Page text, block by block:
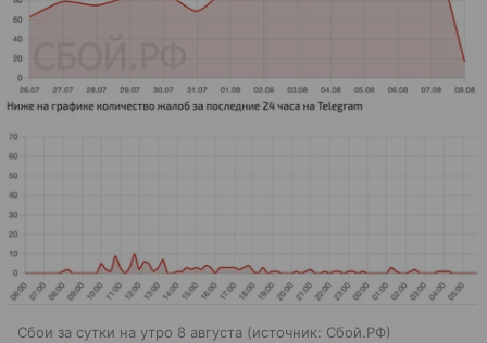
Сбои за сутки на утро 8 августа источник: Сбой.РФ